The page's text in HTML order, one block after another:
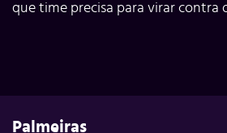
que time precisa para virar contra
Palmeiras